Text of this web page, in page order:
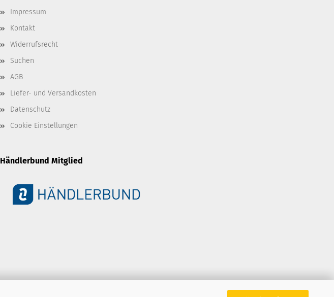
Impressum
Kontakt
Widerrufsrecht
Suchen
AGB
Liefer- und Versandkosten
Datenschutz
Cookie Einstellungen
Händlerbund Mitglied